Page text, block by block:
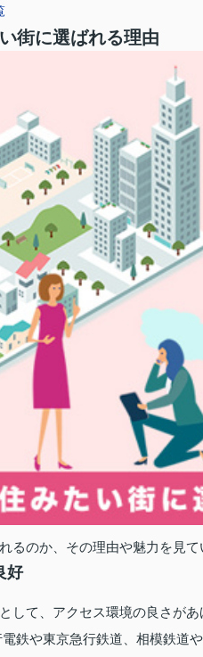
街に選ばれる理由
るのか、その理由や魅力を見て
好
して、アクセス環境の良さがあ
鉄や東京急行鉄道、相模鉄道